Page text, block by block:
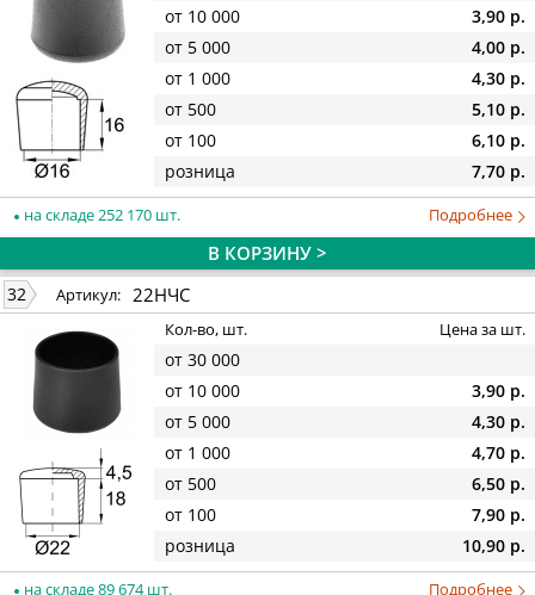
от 10 000
3,90 р.
от 5 000
4,00 р.
от 1 000
4,30 р.
от 500
5,10 р.
от 100
6,10 р.
розница
7,70 р.
на складе 252 170 шт. Подробнее
В КОРЗИНУ >
32 Артикул: 22НЧС
Кол-во, шт. Цена за шт.
от 30 000
от 10 000
3,90 р.
от 5 000
4,30 р.
от 1 000
4,70 р.
от 500
6,50 р.
от 100
7,90 р.
розница
10,90 р.
на складе 89 674 шт. Подробнее